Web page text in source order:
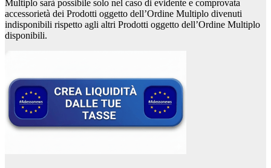
Multiplo sarà possibile solo nel caso di evidente e comprovata
accessorietà dei Prodotti oggetto dell’Ordine Multiplo divenuti
indisponibili rispetto agli altri Prodotti oggetto dell’Ordine Multiplo
disponibili.